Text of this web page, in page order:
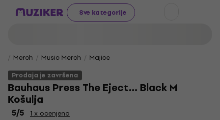
Sve kategorije
Merch Music Merch
Majice
Prodaja je završena
Bauhaus Press The Eject… Black M
Košulja
5/5
1 x ocenjeno